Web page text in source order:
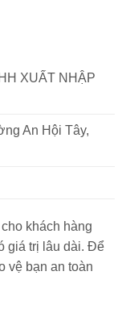
XUẤT NHẬP
An Hội Tây,
khách hàng
giá trị lâu dài. Để
vệ bạn an toàn